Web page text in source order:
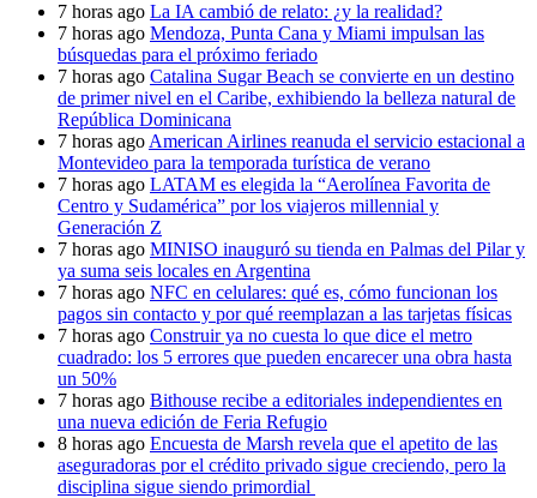
7 horas ago La IA cambió de relato: ¿y la realidad?
7 horas ago Mendoza, Punta Cana y Miami impulsan las
búsquedas para el próximo feriado
7 horas ago Catalina Sugar Beach se convierte en un destino
de primer nivel en el Caribe, exhibiendo la belleza natural de
República Dominicana
7 horas ago American Airlines reanuda el servicio estacional a
Montevideo para la temporada turística de verano
7 horas ago LATAM es elegida la “Aerolínea Favorita de
Centro y Sudamérica” por los viajeros millennial y
Generación Z
7 horas ago MINISO inauguró su tienda en Palmas del Pilar y
ya suma seis locales en Argentina
7 horas ago NFC en celulares: qué es, cómo funcionan los
pagos sin contacto y por qué reemplazan a las tarjetas físicas
7 horas ago Construir ya no cuesta lo que dice el metro
cuadrado: los 5 errores que pueden encarecer una obra hasta
un 50%
7 horas ago Bithouse recibe a editoriales independientes en
una nueva edición de Feria Refugio
8 horas ago Encuesta de Marsh revela que el apetito de las
aseguradoras por el crédito privado sigue creciendo, pero la
disciplina sigue siendo primordial